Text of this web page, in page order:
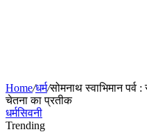
Home/धर्म/सोमनाथ स्वाभिमान पर्व
चेतना का प्रतीक
धर्मसिवनी
Trending